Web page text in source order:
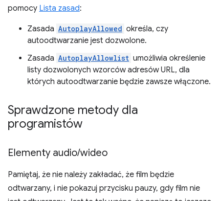
pomocy Lista zasad:
Zasada AutoplayAllowed określa, czy
autoodtwarzanie jest dozwolone.
Zasada AutoplayAllowlist umożliwia określenie
listy dozwolonych wzorców adresów URL, dla
których autoodtwarzanie będzie zawsze włączone.
Sprawdzone metody dla
programistów
Elementy audio/wideo
Pamiętaj, że nie należy zakładać, że film będzie
odtwarzany, i nie pokazuj przycisku pauzy, gdy film nie